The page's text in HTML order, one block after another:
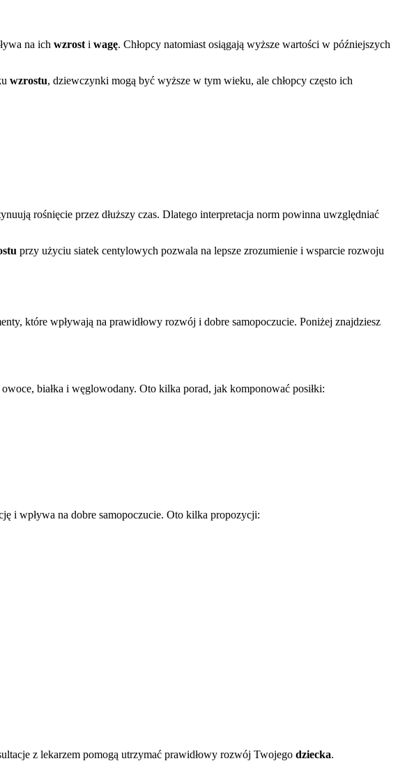
na ich wzrost i wagę. Chłopcy natomiast osiągają wyższe wartości w późniejszych
wzrostu, dziewczynki mogą być wyższe w tym wieku, ale chłopcy często ich
rośnięcie przez dłuższy czas. Dlatego interpretacja norm powinna uwzględniać
przy użyciu siatek centylowych pozwala na lepsze zrozumienie i wsparcie rozwoju
które wpływają na prawidłowy rozwój i dobre samopoczucie. Poniżej znajdziesz
białka i węglowodany. Oto kilka porad, jak komponować posiłki:
i wpływa na dobre samopoczucie. Oto kilka propozycji:
z lekarzem pomogą utrzymać prawidłowy rozwój Twojego dziecka.